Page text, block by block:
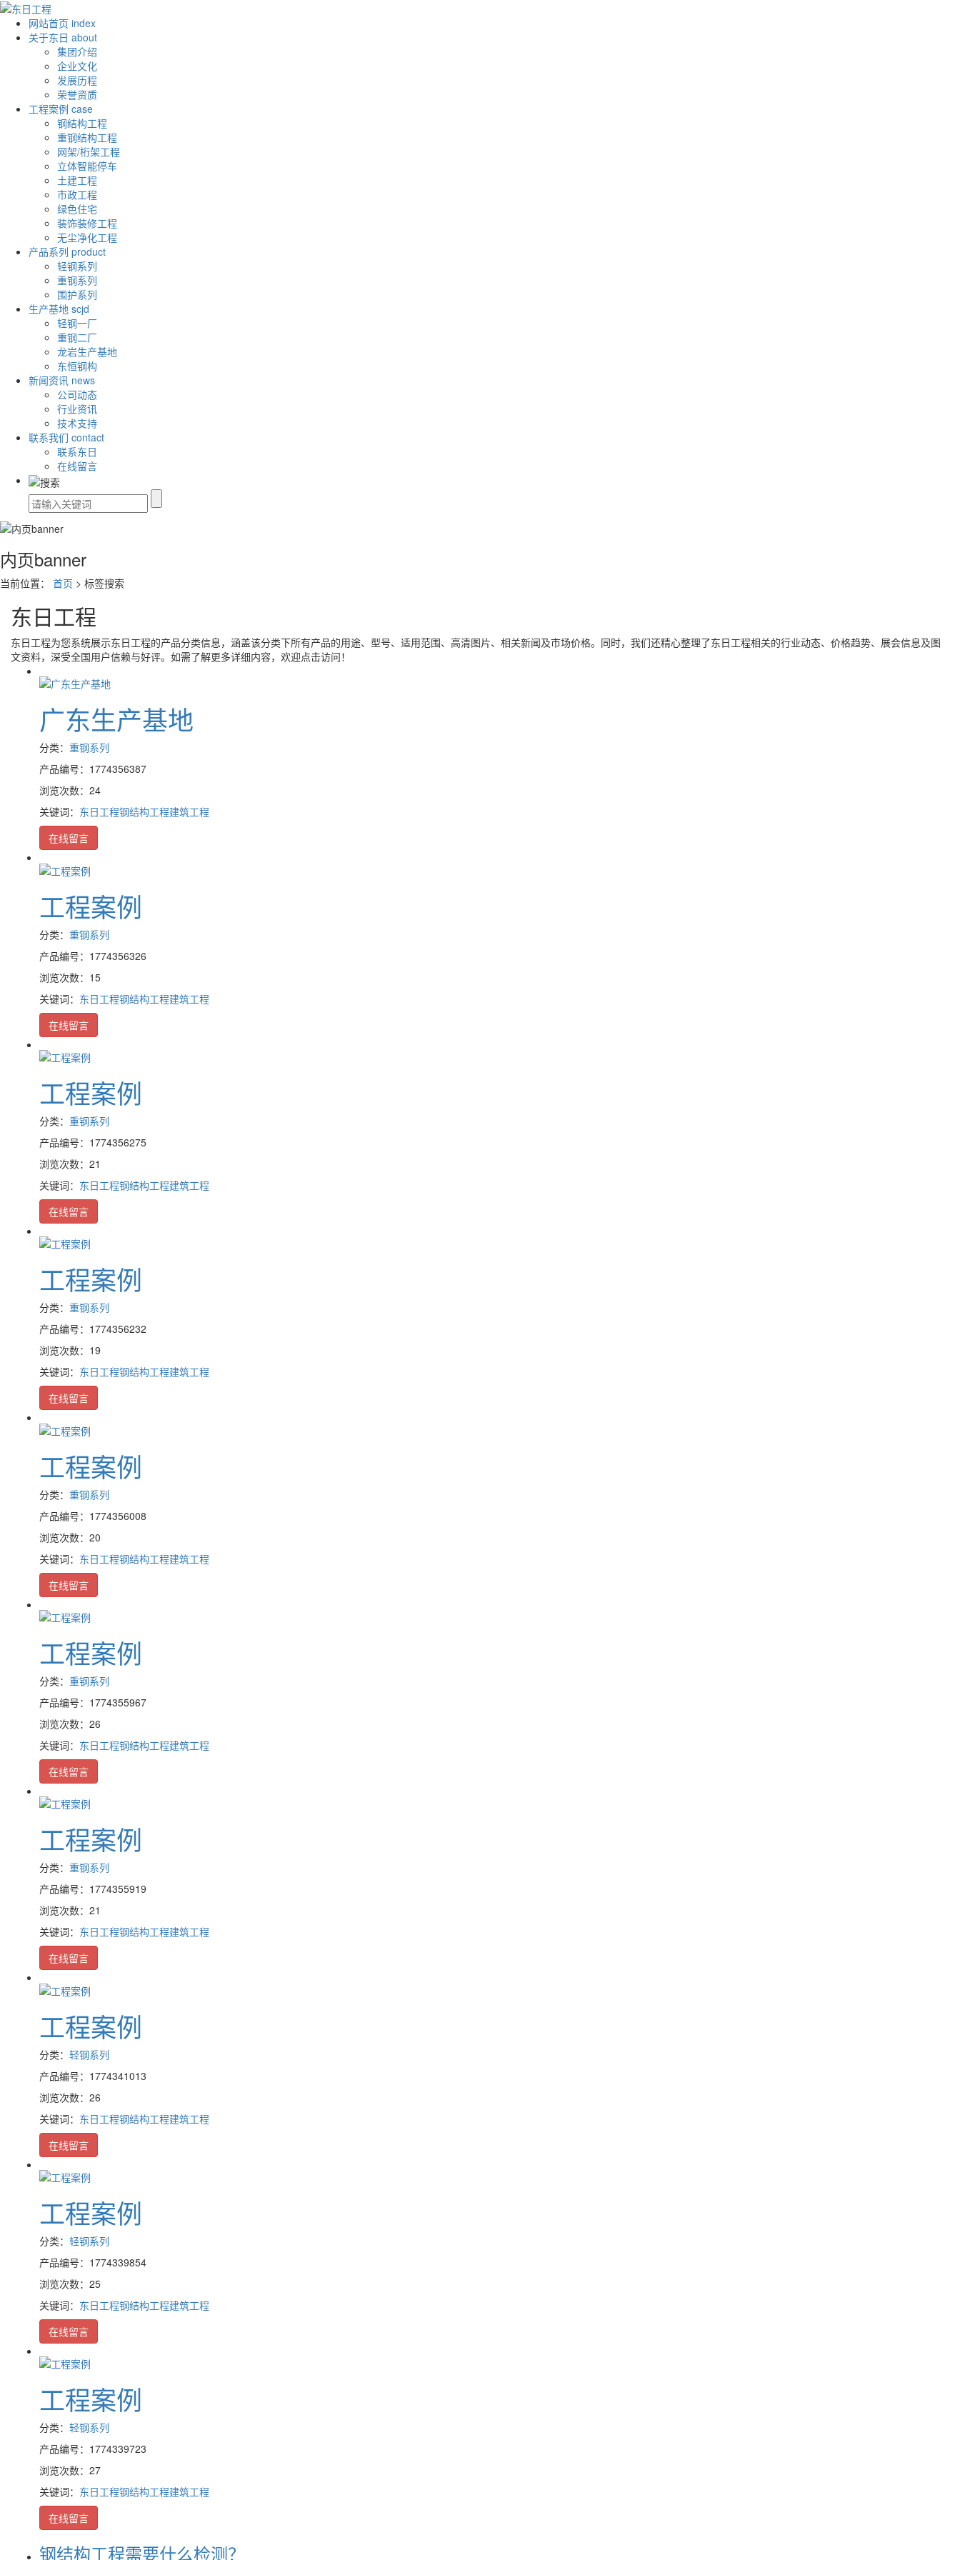
网站首页 index
关于东日 about
集团介绍
企业文化
发展历程
荣誉资质
工程案例 case
钢结构工程
重钢结构工程
网架/桁架工程
立体智能停车
土建工程
市政工程
绿色住宅
装饰装修工程
无尘净化工程
产品系列 product
轻钢系列
重钢系列
围护系列
生产基地 scjd
轻钢一厂
重钢二厂
龙岩生产基地
东恒钢构
新闻资讯 news
公司动态
行业资讯
技术支持
联系我们 contact
联系东日
在线留言
内页banner
当前位置： 首页 > 标签搜索
东日工程
东日工程为您系统展示东日工程的产品分类信息，涵盖该分类下所有产品的用途、型号、适用范围、高清图片、相关新闻及市场价格。同时，我们还精心整理了东日工程相关的行业动态、价格趋势、展会信息及图
文资料，深受全国用户信赖与好评。如需了解更多详细内容，欢迎点击访问！
广东生产基地
分类： 重钢系列
产品编号：1774356387
浏览次数：24
关键词： 东日工程钢结构工程建筑工程
在线留言
工程案例
分类： 重钢系列
产品编号：1774356326
浏览次数：15
关键词： 东日工程钢结构工程建筑工程
在线留言
工程案例
分类： 重钢系列
产品编号：1774356275
浏览次数：21
关键词： 东日工程钢结构工程建筑工程
在线留言
工程案例
分类： 重钢系列
产品编号：1774356232
浏览次数：19
关键词： 东日工程钢结构工程建筑工程
在线留言
工程案例
分类： 重钢系列
产品编号：1774356008
浏览次数：20
关键词： 东日工程钢结构工程建筑工程
在线留言
工程案例
分类： 重钢系列
产品编号：1774355967
浏览次数：26
关键词： 东日工程钢结构工程建筑工程
在线留言
工程案例
分类： 重钢系列
产品编号：1774355919
浏览次数：21
关键词： 东日工程钢结构工程建筑工程
在线留言
工程案例
分类： 轻钢系列
产品编号：1774341013
浏览次数：26
关键词： 东日工程钢结构工程建筑工程
在线留言
工程案例
分类： 轻钢系列
产品编号：1774339854
浏览次数：25
关键词： 东日工程钢结构工程建筑工程
在线留言
工程案例
分类： 轻钢系列
产品编号：1774339723
浏览次数：27
关键词： 东日工程钢结构工程建筑工程
在线留言
钢结构工程需要什么检测？